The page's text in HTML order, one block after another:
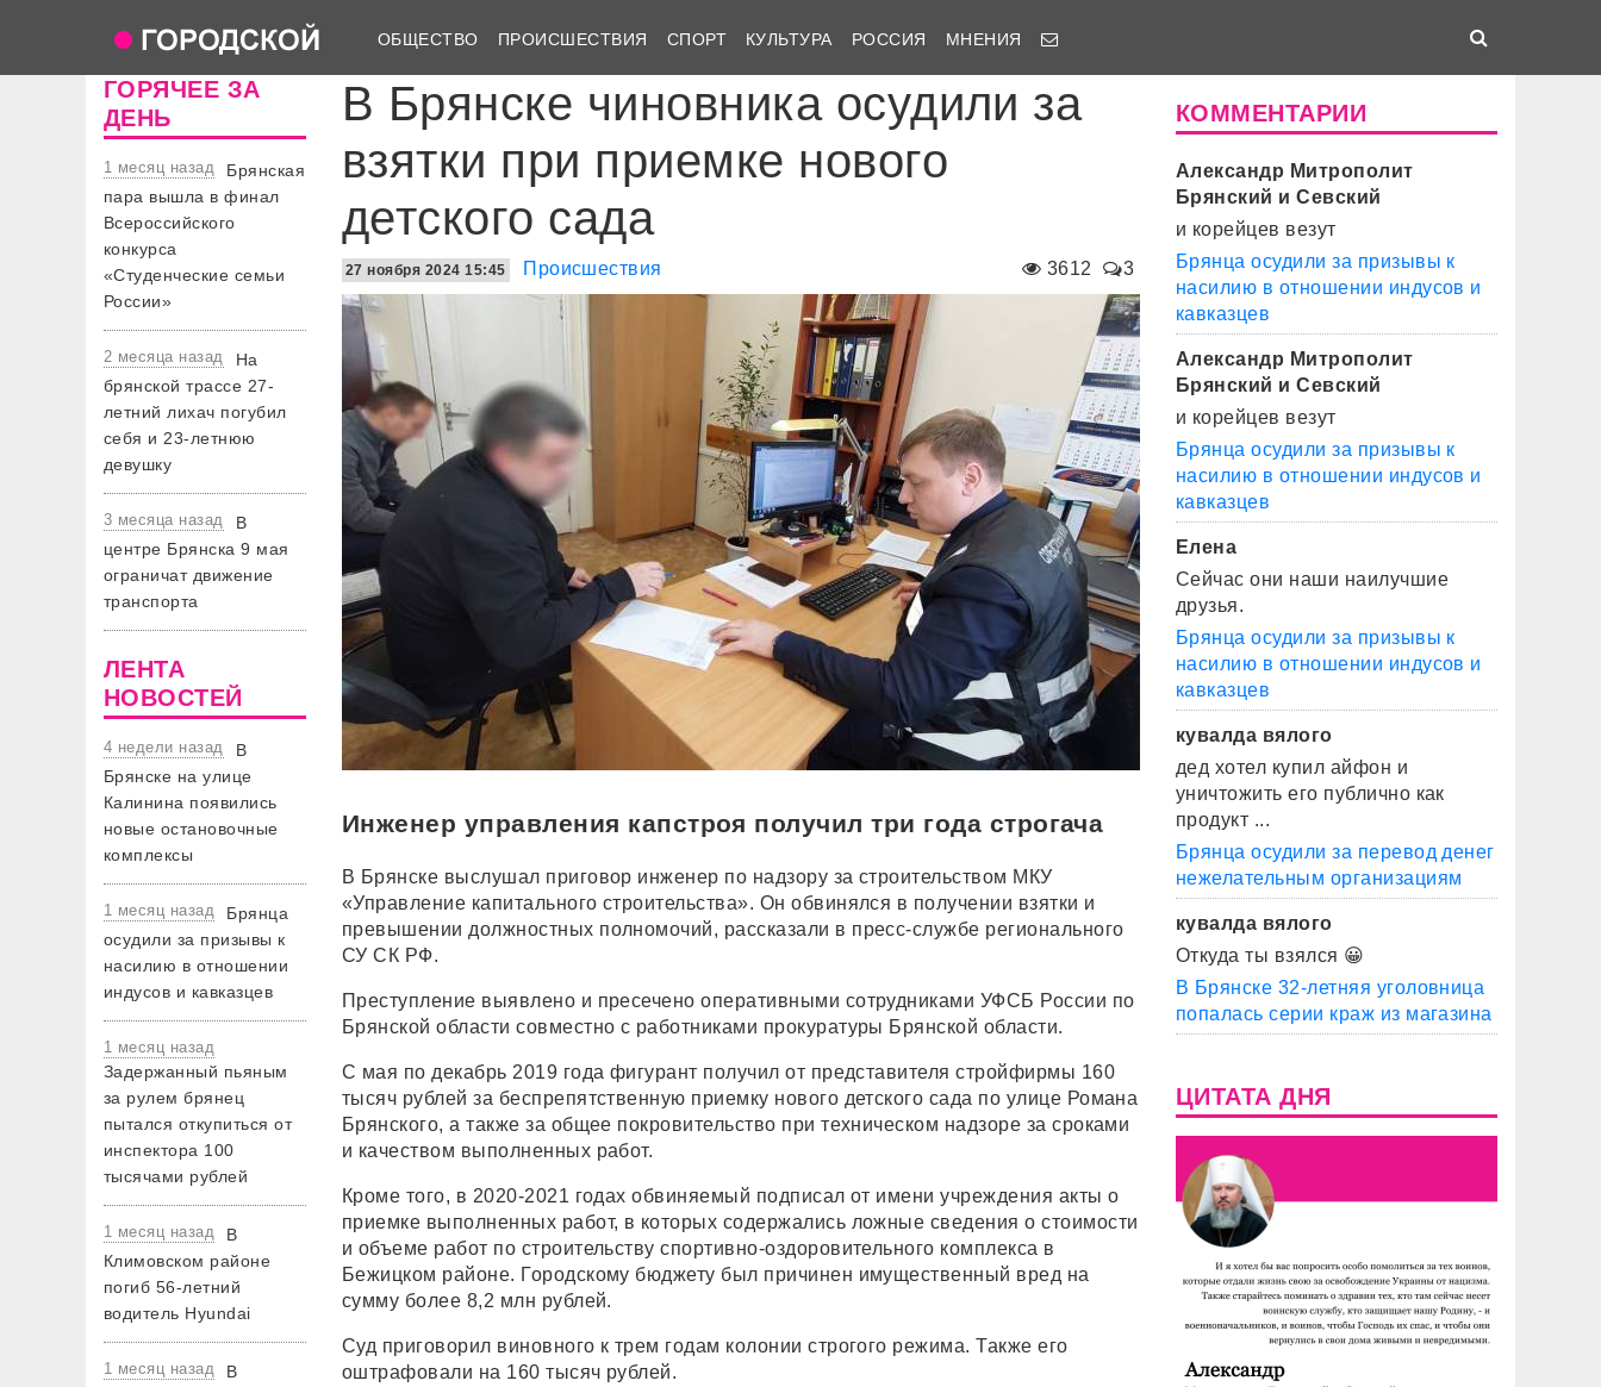
ОБЩЕСТВО ПРОИСШЕСТВИЯ СПОРТ КУЛЬТУРА РОССИЯ МНЕНИЯ
ГОРЯЧЕЕ ЗА
ДЕНЬ
1 месяц назад
Брянская
пара вышла в финал
Всероссийского
конкурса
«Студенческие семьи
России»
2 месяца назад
На
брянской трассе 27-
летний лихач погубил
себя и 23-летнюю
девушку
3 месяца назад
В
центре Брянска 9 мая
ограничат движение
транспорта
ЛЕНТА
НОВОСТЕЙ
4 недели назад
В
Брянске на улице
Калинина появились
новые остановочные
комплексы
1 месяц назад
Брянца
осудили за призывы к
насилию в отношении
индусов и кавказцев
1 месяц назад
Задержанный пьяным
за рулем брянец
пытался откупиться от
инспектора 100
тысячами рублей
1 месяц назад
В
Климовском районе
погиб 56-летний
водитель Hyundai
1 месяц назад
В
В Брянске чиновника осудили за
взятки при приемке нового
детского сада
3612 3
27 ноября 2024 15:45 Происшествия
Инженер управления капстроя получил три года строгача
В Брянске выслушал приговор инженер по надзору за строительством МКУ
«Управление капитального строительства». Он обвинялся в получении взятки и
превышении должностных полномочий, рассказали в пресс-службе регионального
СУ СК РФ.
Преступление выявлено и пресечено оперативными сотрудниками УФСБ России по
Брянской области совместно с работниками прокуратуры Брянской области.
С мая по декабрь 2019 года фигурант получил от представителя стройфирмы 160
тысяч рублей за беспрепятственную приемку нового детского сада по улице Романа
Брянского, а также за общее покровительство при техническом надзоре за сроками
и качеством выполненных работ.
Кроме того, в 2020-2021 годах обвиняемый подписал от имени учреждения акты о
приемке выполненных работ, в которых содержались ложные сведения о стоимости
и объеме работ по строительству спортивно-оздоровительного комплекса в
Бежицком районе. Городскому бюджету был причинен имущественный вред на
сумму более 8,2 млн рублей.
Суд приговорил виновного к трем годам колонии строгого режима. Также его
оштрафовали на 160 тысяч рублей.
КОММЕНТАРИИ
Александр Митрополит
Брянский и Севский
и корейцев везут
Брянца осудили за призывы к
насилию в отношении индусов и
кавказцев
Александр Митрополит
Брянский и Севский
и корейцев везут
Брянца осудили за призывы к
насилию в отношении индусов и
кавказцев
Елена
Сейчас они наши наилучшие
друзья.
Брянца осудили за призывы к
насилию в отношении индусов и
кавказцев
кувалда вялого
дед хотел купил айфон и
уничтожить его публично как
продукт ...
Брянца осудили за перевод денег
нежелательным организациям
кувалда вялого
Откуда ты взялся 😀
В Брянске 32-летняя уголовница
попалась серии краж из магазина
ЦИТАТА ДНЯ